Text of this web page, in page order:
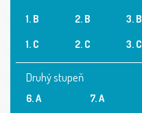
1. B
1. C
2. B
2. C
3. B
3. C
Druhý stupeň
6. A 7. A